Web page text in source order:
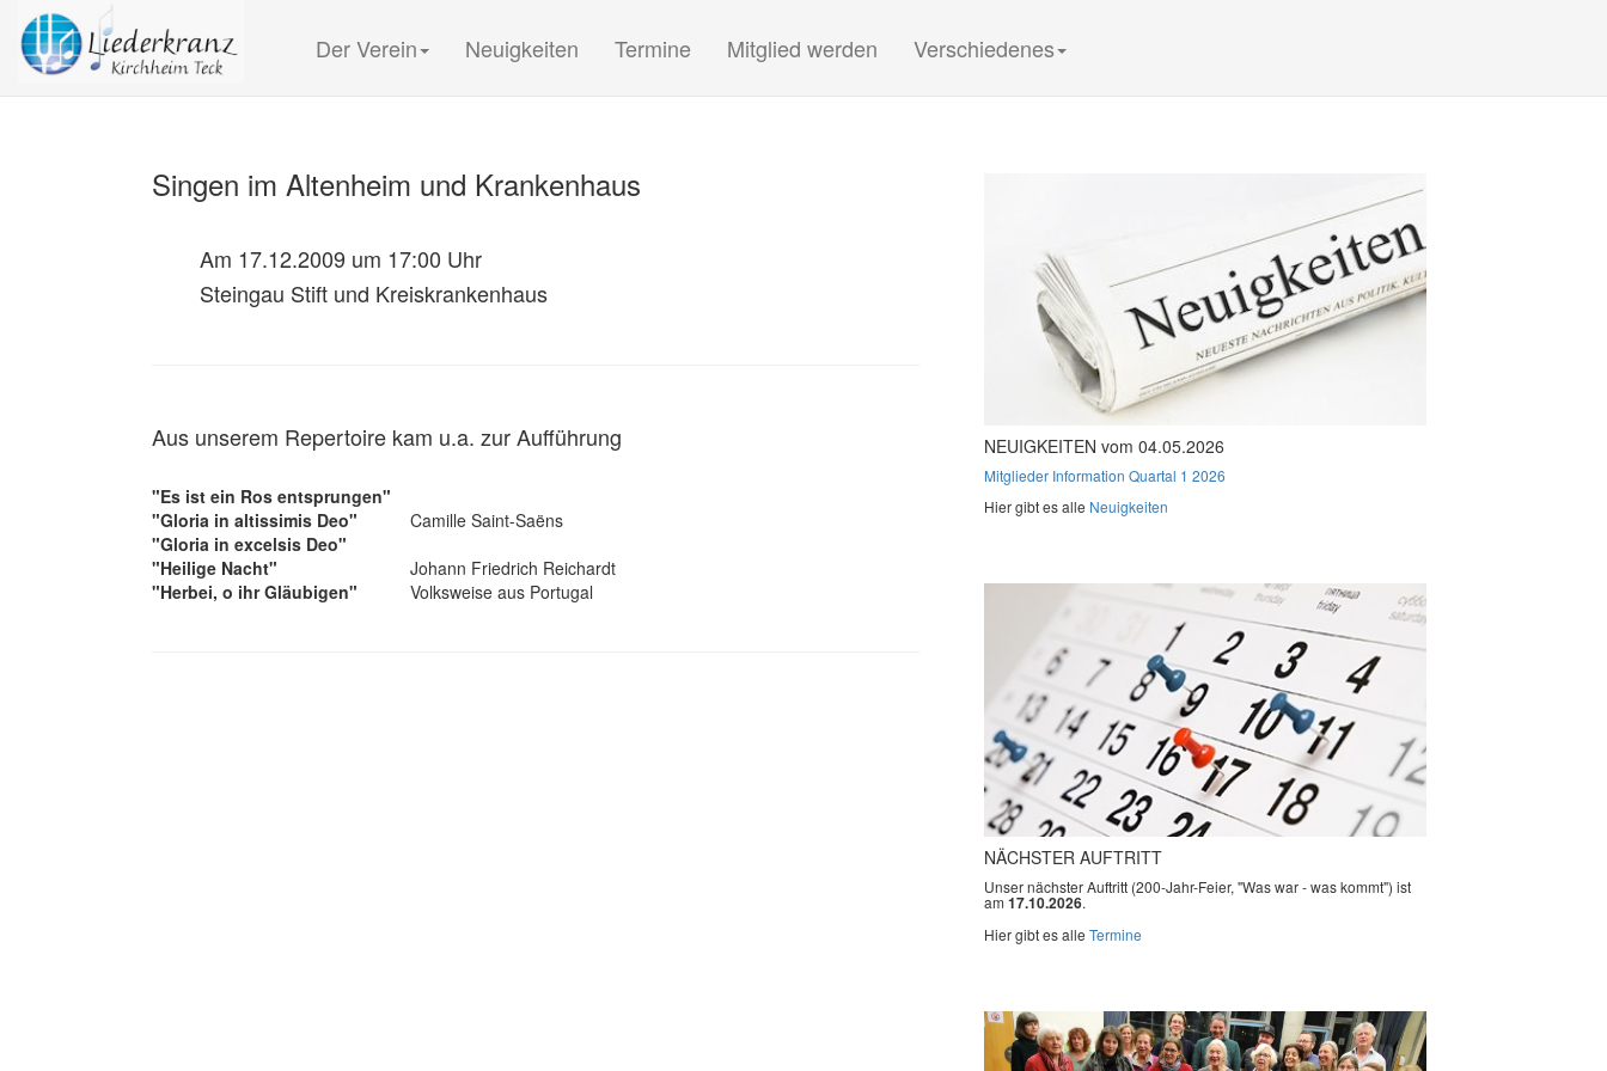
Der Verein Neuigkeiten(current)
Termine(current)Mitglied werden(current)
Verschiedenes
Singen im Altenheim und Krankenhaus
Am 17.12.2009 um 17:00 Uhr
Steingau Stift und Kreiskrankenhaus
Aus unserem Repertoire kam u.a. zur Aufführung
"Es ist ein Ros entsprungen"
"Gloria in altissimis Deo"
Camille Saint-Saëns
"Gloria in excelsis Deo"
"Heilige Nacht"
Johann Friedrich Reichardt
"Herbei, o ihr Gläubigen"
Volksweise aus Portugal
NEUIGKEITEN vom 04.05.2026
Mitglieder Information Quartal 1 2026
Hier gibt es alle Neuigkeiten
NÄCHSTER AUFTRITT
Unser nächster Auftritt (200-Jahr-Feier, "Was war - was kommt") ist
am 17.10.2026.
Hier gibt es alle Termine